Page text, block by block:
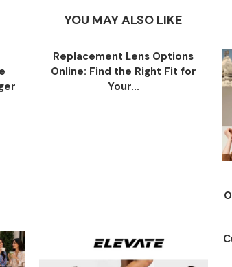
YOU MAY ALSO LIKE
Replacement Lens Options
Online: Find the Right Fit for
Your...